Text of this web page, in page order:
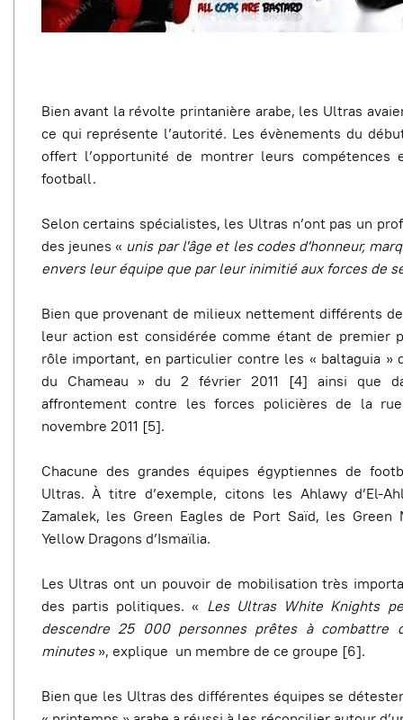
Bien avant la révolte printanière arabe, les Ultras
ce qui représente l’autorité. Les évènements du
offert l’opportunité de montrer leurs compétences
football.
Selon certains spécialistes, les Ultras n’ont pas un
des jeunes « unis par l'âge et les codes d'honneur,
envers leur équipe que par leur inimitié aux forces de
Bien que provenant de milieux nettement différents
leur action est considérée comme étant de premier
rôle important, en particulier contre les « baltaguia »
du Chameau » du 2 février 2011 [4] ainsi que
affrontement contre les forces policières de la
novembre 2011 [5].
Chacune des grandes équipes égyptiennes de
Ultras. À titre d’exemple, citons les Ahlawy d’El-
Zamalek, les Green Eagles de Port Saïd, les Green
Yellow Dragons d’Ismaïlia.
Les Ultras ont un pouvoir de mobilisation très
des partis politiques. « Les Ultras White Knights
descendre 25 000 personnes prêtes à combattre
minutes», explique un membre de ce groupe [6].
Bien que les Ultras des différentes équipes se